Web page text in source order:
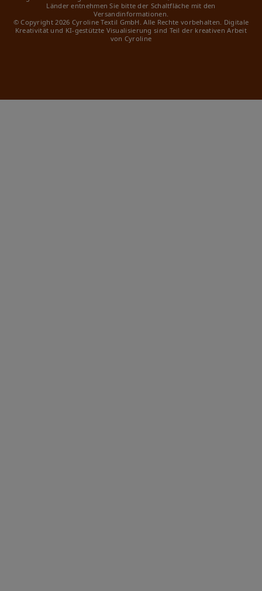
Länder entnehmen Sie bitte der Schaltfläche mit den
Versandinformationen.
© Copyright 2026 Cyroline Textil GmbH. Alle Rechte vorbehalten. Digitale
Kreativität und KI-gestützte Visualisierung sind Teil der kreativen Arbeit
von Cyroline